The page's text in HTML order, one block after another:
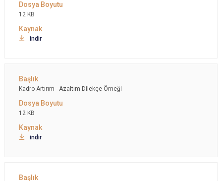
12 KB
indir
Kadro Artırım - Azaltım Dilekçe Örneği
12 KB
indir